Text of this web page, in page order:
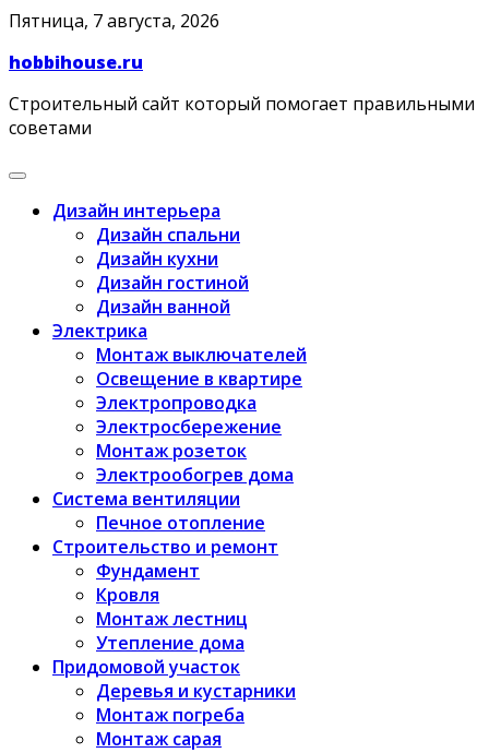
Skip
content
Пятница, 7 августа, 2026
hobbihouse.ru
Строительный сайт который помогает правильными
советами
Дизайн интерьера
Дизайн спальни
Дизайн кухни
Дизайн гостиной
Дизайн ванной
Электрика
Монтаж выключателей
Освещение в квартире
Электропроводка
Электросбережение
Монтаж розеток
Электрообогрев дома
Система вентиляции
Печное отопление
Строительство и ремонт
Фундамент
Кровля
Монтаж лестниц
Утепление дома
Придомовой участок
Деревья и кустарники
Монтаж погреба
Монтаж сарая